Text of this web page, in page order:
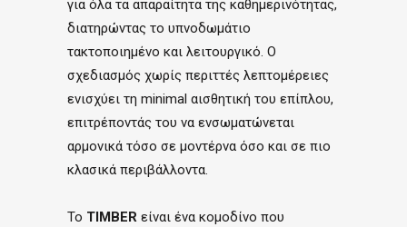
για όλα τα απαραίτητα της καθημερινότητας,
διατηρώντας το υπνοδωμάτιο
τακτοποιημένο και λειτουργικό. Ο
σχεδιασμός χωρίς περιττές λεπτομέρειες
ενισχύει τη minimal αισθητική του επίπλου,
επιτρέποντάς του να ενσωματώνεται
αρμονικά τόσο σε μοντέρνα όσο και σε πιο
κλασικά περιβάλλοντα.
Το TIMBER είναι ένα κομοδίνο που